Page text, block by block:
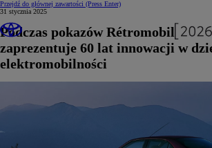
Przejdź do głównej zawartości (Press Enter)
31 stycznia 2025
Podczas pokazów Rétromobile
zaprezentuje 60 lat innowacji w
elektromobilności